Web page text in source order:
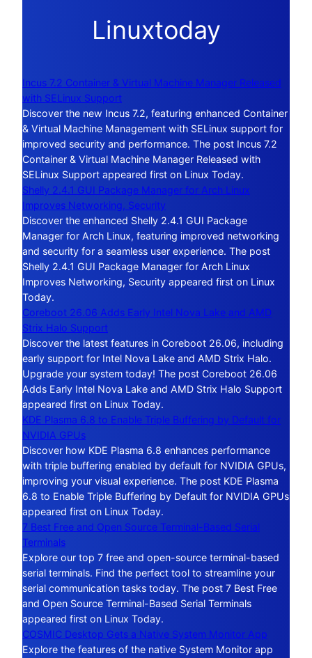
Linuxtoday
Incus 7.2 Container & Virtual Machine Manager Released
with SELinux Support
Discover the new Incus 7.2, featuring enhanced Container
& Virtual Machine Management with SELinux support for
improved security and performance. The post Incus 7.2
Container & Virtual Machine Manager Released with
SELinux Support appeared first on Linux Today.
Shelly 2.4.1 GUI Package Manager for Arch Linux
Improves Networking, Security
Discover the enhanced Shelly 2.4.1 GUI Package
Manager for Arch Linux, featuring improved networking
and security for a seamless user experience. The post
Shelly 2.4.1 GUI Package Manager for Arch Linux
Improves Networking, Security appeared first on Linux
Today.
Coreboot 26.06 Adds Early Intel Nova Lake and AMD
Strix Halo Support
Discover the latest features in Coreboot 26.06, including
early support for Intel Nova Lake and AMD Strix Halo.
Upgrade your system today! The post Coreboot 26.06
Adds Early Intel Nova Lake and AMD Strix Halo Support
appeared first on Linux Today.
KDE Plasma 6.8 to Enable Triple Buffering by Default for
NVIDIA GPUs
Discover how KDE Plasma 6.8 enhances performance
with triple buffering enabled by default for NVIDIA GPUs,
improving your visual experience. The post KDE Plasma
6.8 to Enable Triple Buffering by Default for NVIDIA GPUs
appeared first on Linux Today.
7 Best Free and Open Source Terminal-Based Serial
Terminals
Explore our top 7 free and open-source terminal-based
serial terminals. Find the perfect tool to streamline your
serial communication tasks today. The post 7 Best Free
and Open Source Terminal-Based Serial Terminals
appeared first on Linux Today.
COSMIC Desktop Gets a Native System Monitor App
Explore the features of the native System Monitor app